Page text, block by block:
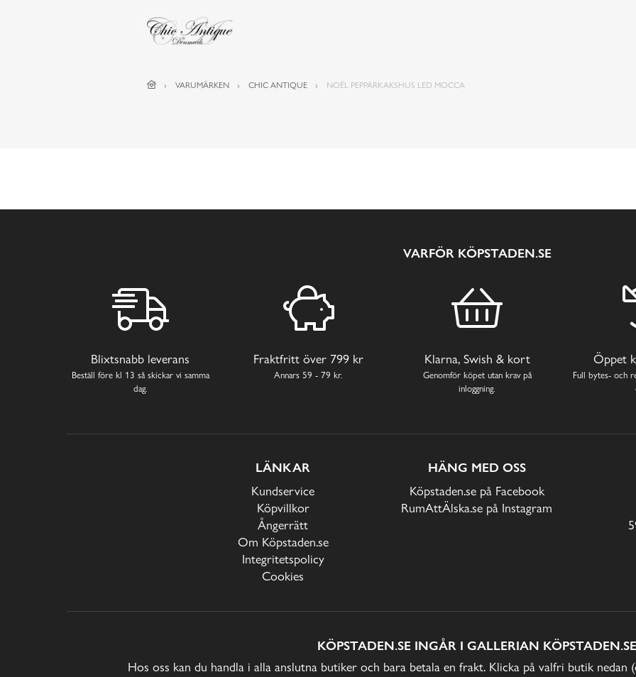
VARUMÄRKEN CHIC ANTIQUE NOËL PEPPARKAKSHUS LED MOCCA
VARFÖR KÖPSTADEN.SE
Blixtsnabb leverans
Beställ före kl 13 så skickar vi samma
dag.
Fraktfritt över 799 kr
Annars 59 - 79 kr.
Klarna, Swish & kort
Genomför köpet utan krav på
inloggning.
Öppet
Full bytes- och
LÄNKAR
Kundservice
Köpvillkor
Ångerrätt
Om Köpstaden.se
Integritetspolicy
Cookies
HÄNG MED OSS
Köpstaden.se på Facebook
RumAttÄlska.se på Instagram
KÖPSTADEN.SE INGÅR I GALLERIAN KÖPSTADEN.SE
Hos oss kan du handla i alla anslutna butiker och bara betala en frakt. Klicka på valfri butik